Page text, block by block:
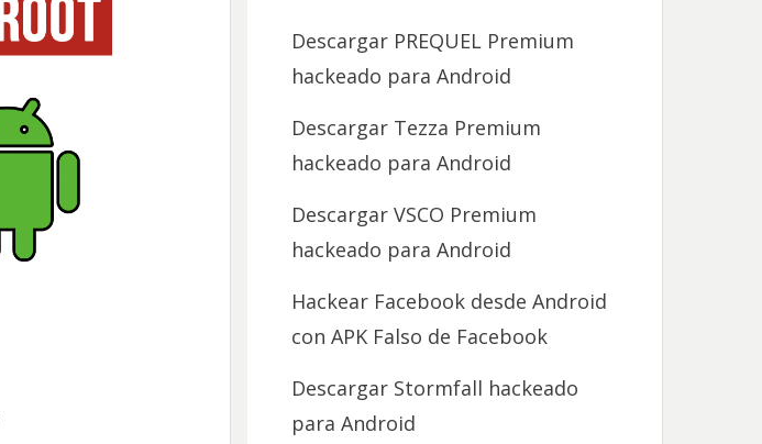
Descargar PREQUEL Premium
hackeado para Android
Descargar Tezza Premium
hackeado para Android
Descargar VSCO Premium
hackeado para Android
Hackear Facebook desde Android
con APK Falso de Facebook
Descargar Stormfall hackeado
para Android